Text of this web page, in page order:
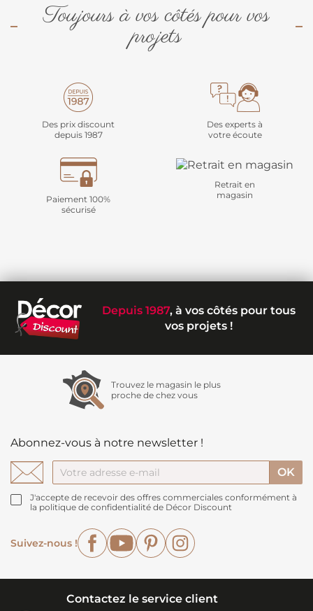
Toujours à vos côtés pour vos
projets
Des prix discount
depuis 1987
Des experts à
votre écoute
Paiement 100%
sécurisé
Retrait en
magasin
Depuis 1987, à vos côtés pour tous
vos projets !
Trouvez le magasin le plus
proche de chez vous
Abonnez-vous à notre newsletter !
J'accepte de recevoir des offres commerciales conformément à
la politique de confidentialité de Décor Discount
Suivez-nous !
FacebookYouTubePinterest
Contactez le service client